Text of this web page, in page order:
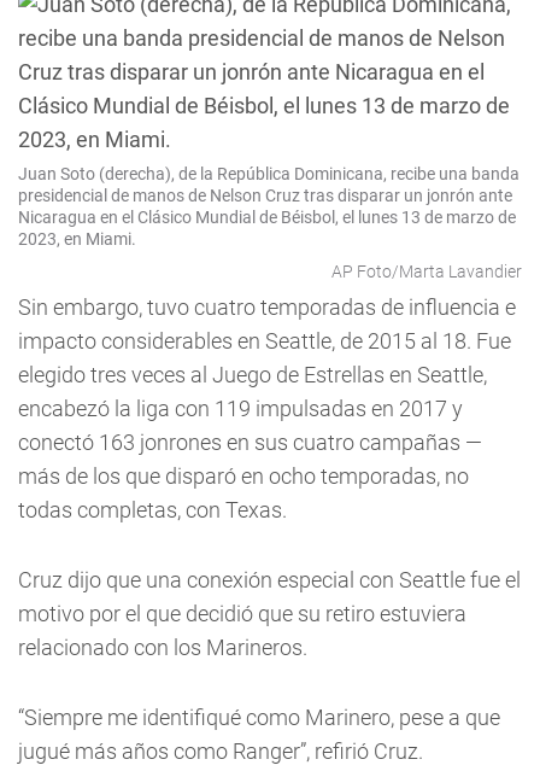
Juan Soto (derecha), de la República Dominicana, recibe una banda
presidencial de manos de Nelson Cruz tras disparar un jonrón ante
Nicaragua en el Clásico Mundial de Béisbol, el lunes 13 de marzo de
2023, en Miami.
AP Foto/Marta Lavandier
Sin embargo, tuvo cuatro temporadas de influencia e
impacto considerables en Seattle, de 2015 al 18. Fue
elegido tres veces al Juego de Estrellas en Seattle,
encabezó la liga con 119 impulsadas en 2017 y
conectó 163 jonrones en sus cuatro campañas —
más de los que disparó en ocho temporadas, no
todas completas, con Texas.
Cruz dijo que una conexión especial con Seattle fue el
motivo por el que decidió que su retiro estuviera
relacionado con los Marineros.
“Siempre me identifiqué como Marinero, pese a que
jugué más años como Ranger”, refirió Cruz.